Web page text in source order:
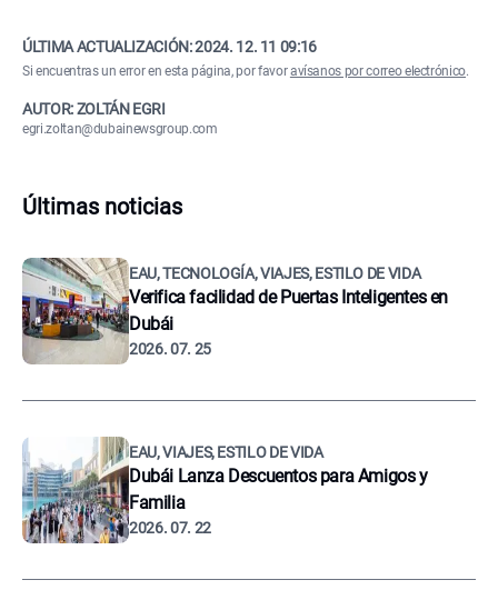
ÚLTIMA ACTUALIZACIÓN:2024. 12. 11 09:16
Si encuentras un error en esta página, por favoravísanos por correo electrónico.
AUTOR: ZOLTÁN EGRI
egri.zoltan@dubainewsgroup.com
Últimas noticias
EAU, TECNOLOGÍA, VIAJES, ESTILO DE VIDA
Verifica facilidad de Puertas Inteligentes en
Dubái
2026. 07. 25
EAU, VIAJES, ESTILO DE VIDA
Dubái Lanza Descuentos para Amigos y
Familia
2026. 07. 22